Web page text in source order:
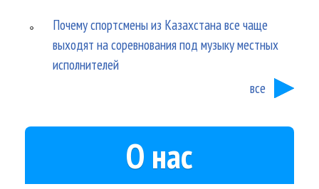
Почему спортсмены из Казахстана все чаще
выходят на соревнования под музыку местных
исполнителей
все
О нас